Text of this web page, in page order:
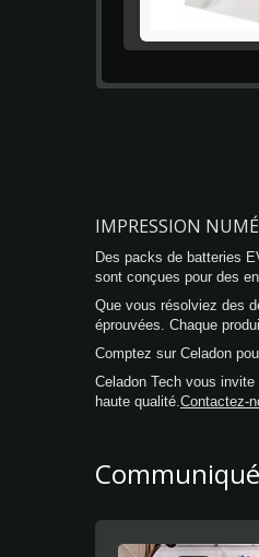
IMPRESSION
Des packs de batteries
sont conçues pour des
Que vous résolviez des
éprouvées. Chaque
Comptez sur Celadon
Celadon Tech vous invite
haute qualité. Contactez-